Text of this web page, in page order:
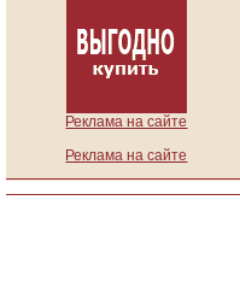
Реклама на сайте
Реклама на сайте